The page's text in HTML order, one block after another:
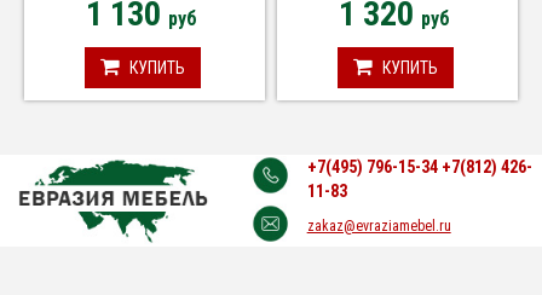
1 130 руб
КУПИТЬ
1 320 руб
КУПИТЬ
+7(495) 796-15-34 +7(812) 426-
11-83
zakaz@evraziamebel.ru